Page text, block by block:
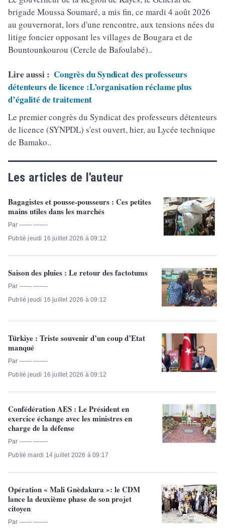
brigade Moussa Soumaré, a mis fin, ce mardi 4 août 2026
au gouvernorat, lors d'une rencontre, aux tensions nées du
litige foncier opposant les villages de Bougara et de
Bountounkourou (Cercle de Bafoulabé)..
Lire aussi : Congrès du Syndicat des professeurs
détenteurs de licence :L’organisation réclame plus
d’égalité de traitement
Le premier congrès du Syndicat des professeurs détenteurs
de licence (SYNPDL) s'est ouvert, hier, au Lycée technique
de Bamako..
Les articles de l'auteur
Bagagistes et pousse-pousseurs : Ces petites
mains utiles dans les marchés
Par —— ——-
Publié jeudi 16 juillet 2026 à 09:12
Saison des pluies : Le retour des factotums
Par —— ——-
Publié jeudi 16 juillet 2026 à 09:12
Türkiye : Triste souvenir d’un coup d’Etat
manqué
Par —— ——-
Publié jeudi 16 juillet 2026 à 09:12
Confédération AES : Le Président en
exercice échange avec les ministres en
charge de la défense
Par —— ——-
Publié mardi 14 juillet 2026 à 09:17
Opération « Mali Gnèdakura »: le CDM
lance la deuxième phase de son projet
citoyen
Par —— ——-